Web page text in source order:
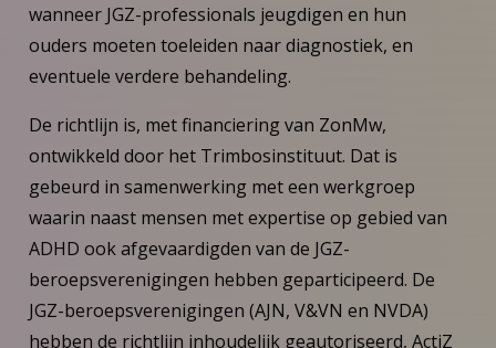
wanneer JGZ-professionals jeugdigen en hun
ouders moeten toeleiden naar diagnostiek, en
eventuele verdere behandeling.
De richtlijn is, met financiering van ZonMw,
ontwikkeld door het Trimbosinstituut. Dat is
gebeurd in samenwerking met een werkgroep
waarin naast mensen met expertise op gebied van
ADHD ook afgevaardigden van de JGZ-
beroepsverenigingen hebben geparticipeerd. De
JGZ-beroepsverenigingen (AJN, V&VN en NVDA)
hebben de richtlijn inhoudelijk geautoriseerd, ActiZ